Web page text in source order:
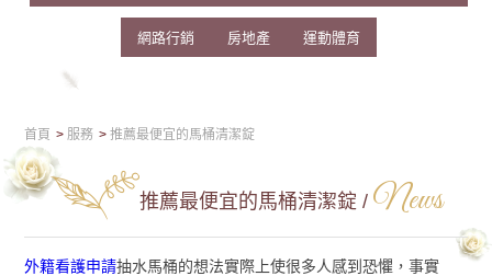
網路行銷 房地產 運動體育
首頁 服務 推薦最便宜的馬桶清潔錠
推薦最便宜的馬桶清潔錠 / News
外籍看護申請抽水馬桶的想法實際上使很多人感到恐懼，事實